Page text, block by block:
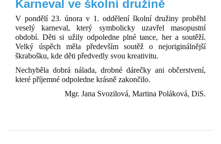
Karneval ve školní družině
V pondělí 23. února v 1. oddělení školní družiny proběhl
veselý karneval, který symbolicky uzavřel masopustní
období. Děti si užily odpoledne plné tance, her a soutěží.
Velký úspěch měla především soutěž o nejoriginálnější
škrabošku, kde děti předvedly svou kreativitu.
Nechyběla dobrá nálada, drobné dárečky ani občerstvení,
které příjemné odpoledne krásně zakončilo.
Mgr. Jana Svozilová, Martina Poláková, DiS.